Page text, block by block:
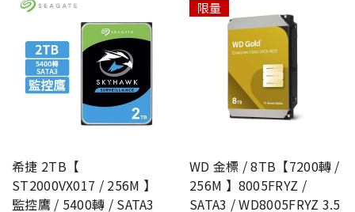
希捷 2TB【
ST2000VX017 / 256M 】
監控鷹 / 5400轉 / SATA3
限量
WD 金標 / 8TB【7200轉 /
256M 】8005FRYZ /
SATA3 / WD8005FRYZ 3.5